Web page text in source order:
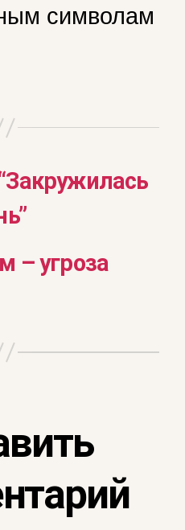
символам
– угроза